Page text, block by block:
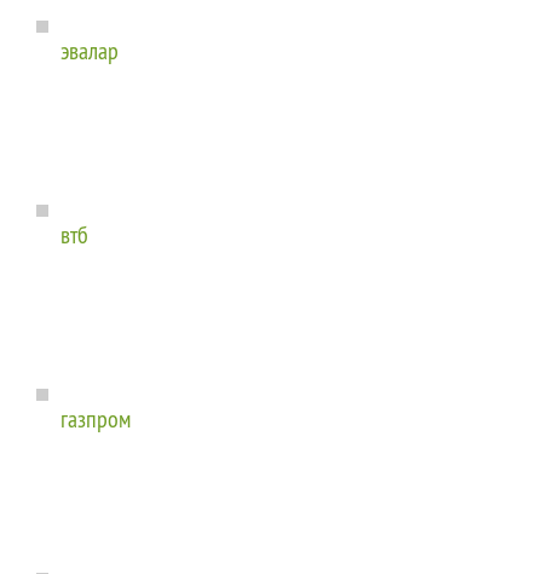
эвалар
втб
газпром